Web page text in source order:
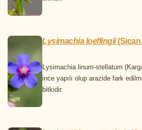
Lysimachia loeflingii(Sıçan
Lysimachia linum-stellatum
ince yapılı olup arazide fark
bitkidir.